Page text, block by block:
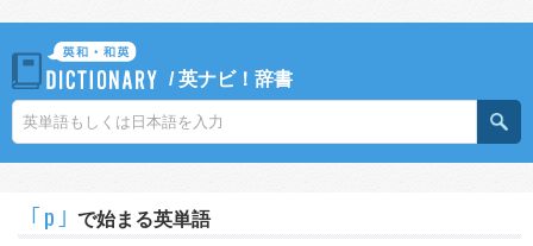
/英ナビ！辞書
｢p｣ で始まる英単語